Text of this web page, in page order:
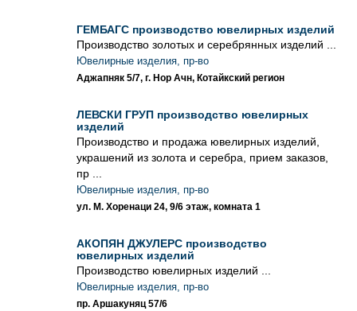
ГЕМБАГС производство ювелирных изделий
Производство золотых и серебрянных изделий ...
Ювелирные изделия, пр-во
Аджапняк 5/7, г. Нор Ачн, Котайкский регион
ЛЕВСКИ ГРУП производство ювелирных
изделий
Производство и продажа ювелирных изделий,
украшений из золота и серебра, прием заказов,
пр ...
Ювелирные изделия, пр-во
ул. М. Хоренаци 24, 9/6 этаж, комната 1
АКОПЯН ДЖУЛЕРС производство
ювелирных изделий
Производство ювелирных изделий ...
Ювелирные изделия, пр-во
пр. Аршакуняц 57/6